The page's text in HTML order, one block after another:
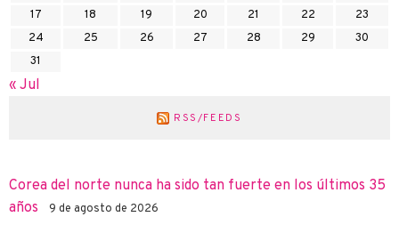
17
18 19 20 21 22
23
24
25 26 27 28 29
30
31
« Jul
RSS/FEEDS
Corea del norte nunca ha sido tan fuerte en los últimos 35
años
9 de agosto de 2026